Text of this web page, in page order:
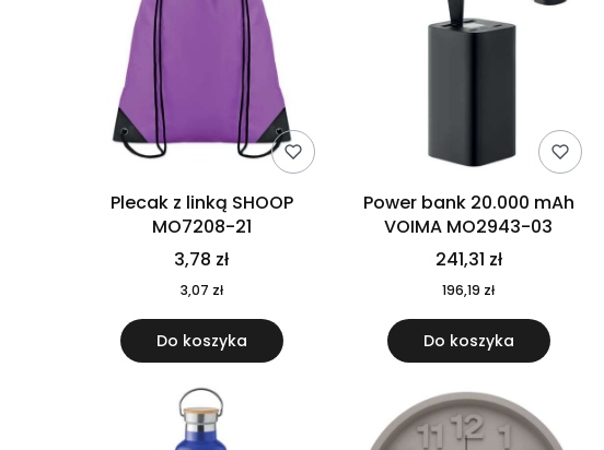
Plecak z linką SHOOP
MO7208-21
3,78 zł
3,07 zł
Do koszyka
Power bank 20.000 mAh
VOIMA MO2943-03
241,31 zł
196,19 zł
Do koszyka